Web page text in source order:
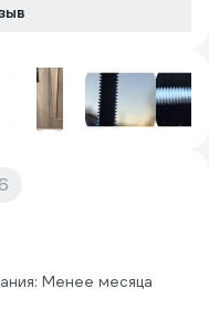
Менее месяца